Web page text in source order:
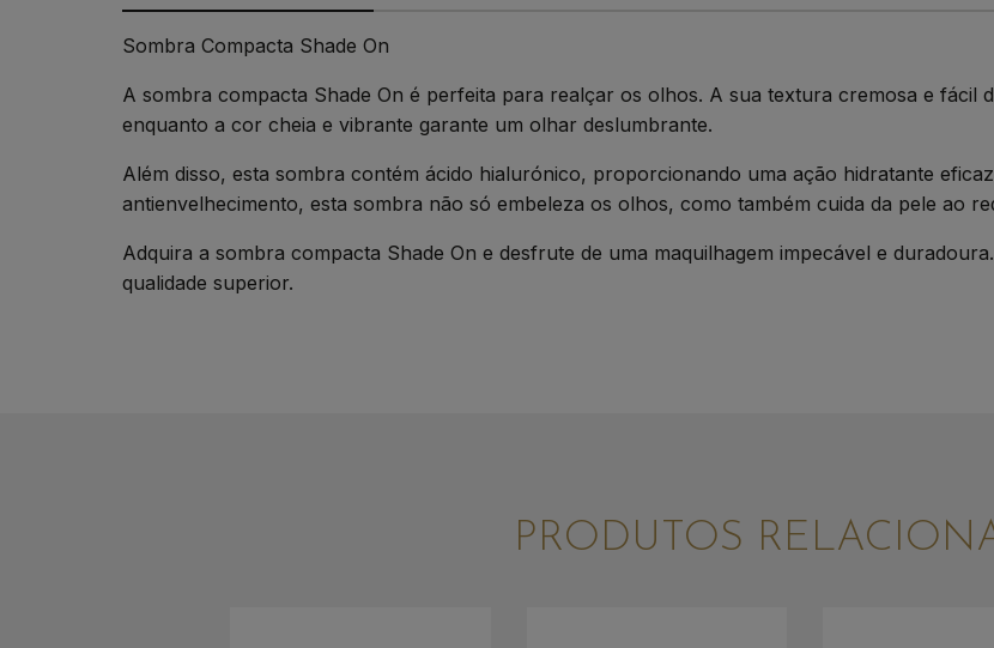
Sombra Compacta Shade On
A sombra compacta Shade On é perfeita para realçar os olhos. A sua textura cremosa e fácil
enquanto a cor cheia e vibrante garante um olhar deslumbrante.
Além disso, esta sombra contém ácido hialurónico, proporcionando uma ação hidratante
antienvelhecimento, esta sombra não só embeleza os olhos, como também cuida da pele ao
Adquira a sombra compacta Shade On e desfrute de uma maquilhagem impecável e
qualidade superior.
PRODUTOS